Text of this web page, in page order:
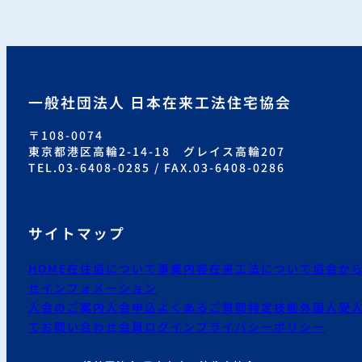
一般社団法人 日本在来工法住宅協会
〒108-0074
東京都港区高輪2-14-18 グレイス高輪207
TEL.03-6408-0285 / FAX.03-6408-0286
サイトマップ
HOME在住協について事業内容在来工法について協会か
せ インフォメーション
入会のご案内 入会申込 よくあるご質問特定技能外国人受
て お問い合わせ会員ログイン プライバシーポリシー